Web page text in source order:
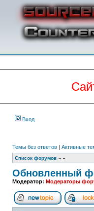
Вход
Темы без ответов | Активные
Список форумов » »
Обновленный
Модератор: Модераторы
Начать